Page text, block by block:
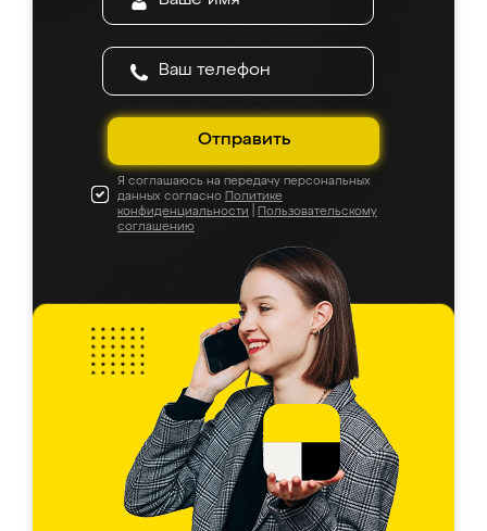
Отправить
Я соглашаюсь на передачу персональных
данных согласно Политике
конфиденциальности
Пользовательскому
соглашению